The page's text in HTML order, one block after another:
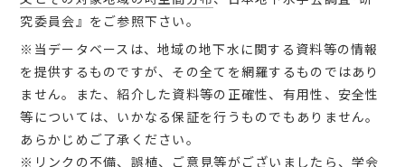
究委員会』をご参照下さい。
※当データベースは、地域の地下水に関する資料等の情報
を提供するものですが、その全てを網羅するものではあり
ません。また、紹介した資料等の正確性、有用性、安全性
等については、いかなる保証を行うものでもありません。
あらかじめご了承ください。
※リンクの不備、誤植、ご意見等がございましたら、学会